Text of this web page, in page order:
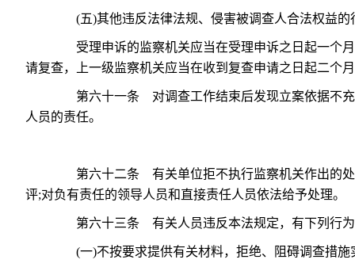
(五)其他违反法律法规、侵害被调查人合法权益的
受理申诉的监察机关应当在受理申诉之日起一个月
请复查，上一级监察机关应当在收到复查申请之日起二个
第六十一条 对调查工作结束后发现立案依据不充
人员的责任。
第六十二条 有关单位拒不执行监察机关作出的处
评;对负有责任的领导人员和直接责任人员依法给予处理。
第六十三条 有关人员违反本法规定，有下列行为
(一)不按要求提供有关材料，拒绝、阻碍调查措施